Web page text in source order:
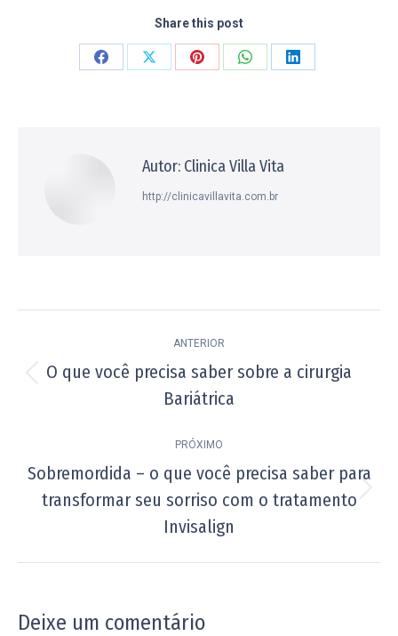
Share this post
CompartilharCompartilharCompartilharCompartilharCompartilhar
Autor: Clinica Villa Vita
http://clinicavillavita.com.br
de
ANTERIOR
Post
anterior:
O que você precisa saber sobre a cirurgia
Bariátrica
PRÓXIMO
Próximo
post:
Sobremordida – o que você precisa saber para
transformar seu sorriso com o tratamento
Invisalign
Deixe um comentário